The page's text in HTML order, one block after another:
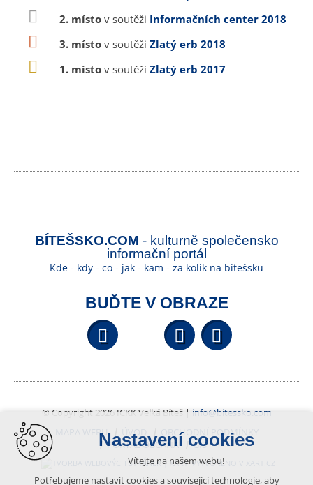
2. místo v soutěži Informačních center 2018
3. místo v soutěži Zlatý erb 2018
1. místo v soutěži Zlatý erb 2017
BÍTEŠSKO.COM - kulturně společensko
informační portál
Kde - kdy - co - jak - kam - za kolik na bítešsku
BUĎTE V OBRAZE
Facebook YouTube
© Copyright 2026 ICKK Velká Bíteš | info@bitessko.com
MAPA WEBU
ÚVOD
OBCHODNÍ PODMÍNKY
PORTÁL OBČANA
GIS
VYTVOŘENO V XART.CZ
Nastavení cookies
Vítejte na našem webu!
Potřebujeme nastavit cookies a související technologie, aby